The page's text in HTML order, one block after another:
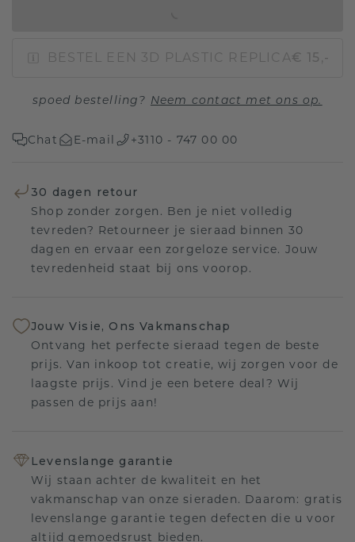
BESTEL EEN 3D PLASTIC REPLICA€ 15,-
spoed bestelling? Neem contact met ons op.
Chat E-mail +3110 - 747 00 00
30 dagen retour
Shop zonder zorgen. Ben je niet volledig
tevreden? Retourneer je sieraad binnen 30
dagen en ervaar een zorgeloze service. Jouw
tevredenheid staat bij ons voorop.
Jouw Visie, Ons Vakmanschap
Ontvang het perfecte sieraad tegen de beste
prijs. Van inkoop tot creatie, wij zorgen voor de
laagste prijs. Vind je een betere deal? Wij
passen de prijs aan!
Levenslange garantie
Wij staan achter de kwaliteit en het
vakmanschap van onze sieraden. Daarom: gratis
levenslange garantie tegen defecten die u voor
altijd gemoedsrust bieden.